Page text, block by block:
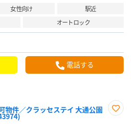
女性向け
駅近
オートロック
電話する
物件／クラッセステイ 大通公園